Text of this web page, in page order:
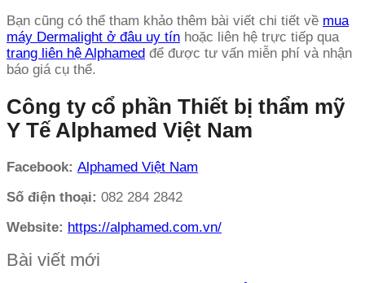
Bạn cũng có thể tham khảo thêm bài viết chi tiết về mua
máy Dermalight ở đâu uy tín hoặc liên hệ trực tiếp qua
trang liên hệ Alphamed để được tư vấn miễn phí và nhận
báo giá cụ thể.
Công ty cổ phần Thiết bị thẩm mỹ
Y Tế Alphamed Việt Nam
Facebook: Alphamed Việt Nam
Số điện thoại: 082 284 2842
Website: https://alphamed.com.vn/
Bài viết mới